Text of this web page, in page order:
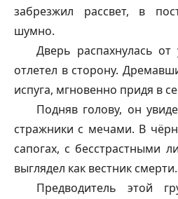
забрезжил рассвет, в
шумно.
Дверь распахнулась
отлетел в сторону.
испуга, мгновенно придя в
Подняв голову, он
стражники с мечами. В
сапогах, с бесстрастными
выглядел как вестник смерти.
Предводитель этой